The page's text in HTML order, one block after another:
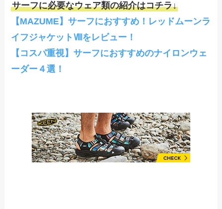
サーフに必要なウェア類の紹介はコチラ↓
【MAZUME】サーフにおすすめ！レッドムーンラ
イフジャケットⅧをレビュー！
【コスパ重視】サーフにおすすめのナイロンウェ
ーダー４選！